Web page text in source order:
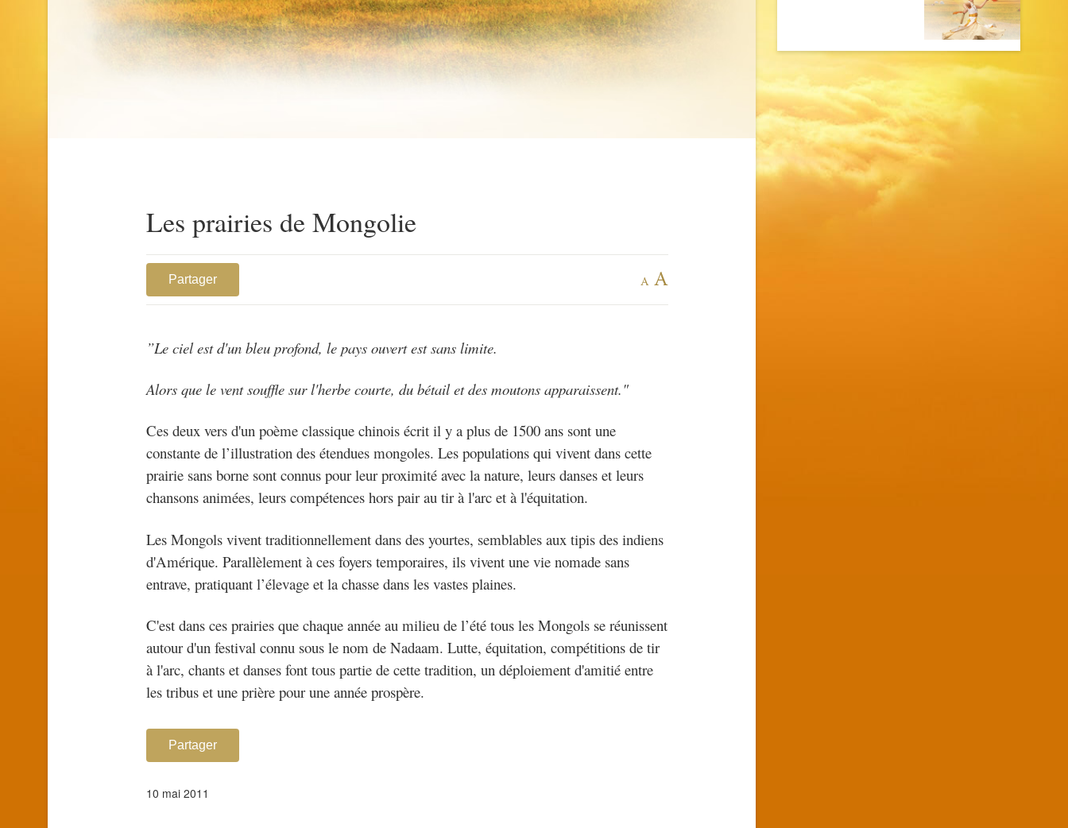
Les prairies de Mongolie
Partager A A
”Le ciel est d'un bleu profond, le pays ouvert est sans limite.
Alors que le vent souffle sur l'herbe courte, du bétail et des moutons apparaissent."
Ces deux vers d'un poème classique chinois écrit il y a plus de 1500 ans sont une
constante de l’illustration des étendues mongoles. Les populations qui vivent dans cette
prairie sans borne sont connus pour leur proximité avec la nature, leurs danses et leurs
chansons animées, leurs compétences hors pair au tir à l'arc et à l'équitation.
Les Mongols vivent traditionnellement dans des yourtes, semblables aux tipis des indiens
d'Amérique. Parallèlement à ces foyers temporaires, ils vivent une vie nomade sans
entrave, pratiquant l’élevage et la chasse dans les vastes plaines.
C'est dans ces prairies que chaque année au milieu de l’été tous les Mongols se réunissent
autour d'un festival connu sous le nom de Nadaam. Lutte, équitation, compétitions de tir
à l'arc, chants et danses font tous partie de cette tradition, un déploiement d'amitié entre
les tribus et une prière pour une année prospère.
Partager
10 mai 2011